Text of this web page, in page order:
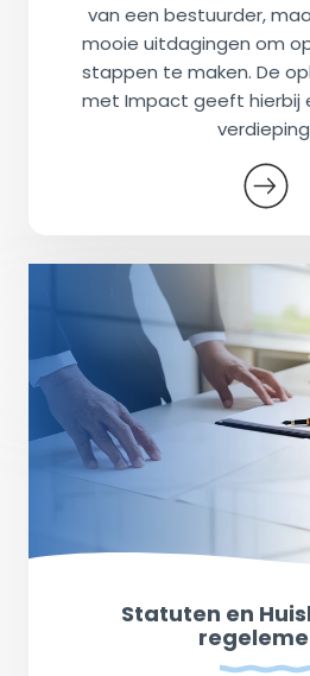
van een bestuurder,
mooie uitdagingen om
stappen te maken. De
met Impact geeft hierbij
Statuten en